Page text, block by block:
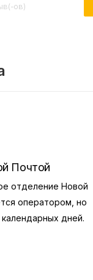
ов)
Почтой
отделение Новой
оператором, но
дней.